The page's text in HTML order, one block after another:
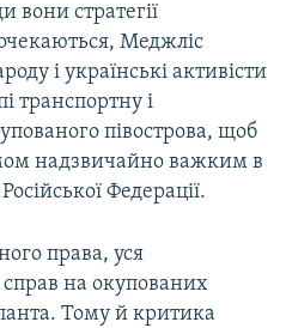
вони стратегії
Меджліс
і українські активісти
транспортну і
півострова, щоб
надзвичайно важким в
Федерації.
права, уся
справ на окупованих
Тому й критика